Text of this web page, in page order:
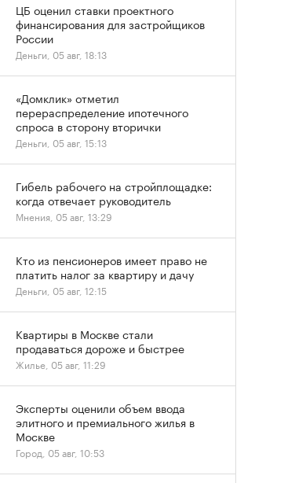
ЦБ оценил ставки проектного
финансирования для застройщиков
России
Деньги, 05 авг, 18:13
«Домклик» отметил
перераспределение ипотечного
спроса в сторону вторички
Деньги, 05 авг, 15:13
Гибель рабочего на стройплощадке:
когда отвечает руководитель
Мнения, 05 авг, 13:29
Кто из пенсионеров имеет право не
платить налог за квартиру и дачу
Деньги, 05 авг, 12:15
Квартиры в Москве стали
продаваться дороже и быстрее
Жилье, 05 авг, 11:29
Эксперты оценили объем ввода
элитного и премиального жилья в
Москве
Город, 05 авг, 10:53